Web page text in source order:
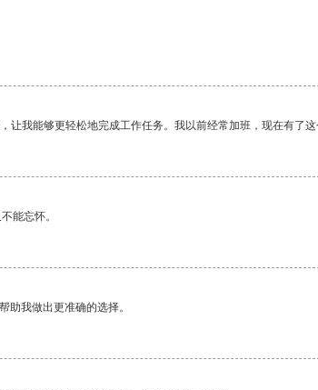
让我能够更轻松地完成工作任务。我以前经常加班，现在有了
能忘怀。
助我做出更准确的选择。